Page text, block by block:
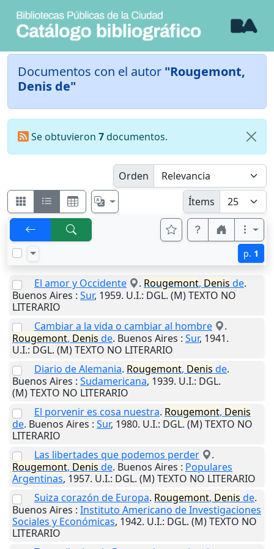
Documentos con el autor "Rougemont,
Denis de"
Se obtuvieron 7documentos.
Orden
Ítems
p. 1
El amor y Occidente . Rougemont, Denis de.
Buenos Aires : Sur, 1959. U.I.: DGL. (M) TEXTO NO
LITERARIO
Cambiar a la vida o cambiar al hombre
.
Rougemont, Denis de. Buenos Aires : Sur, 1941.
U.I.: DGL. (M) TEXTO NO LITERARIO
Diario de Alemania. Rougemont, Denis de.
Buenos Aires : Sudamericana, 1939. U.I.: DGL.
(M) TEXTO NO LITERARIO
El porvenir es cosa nuestra. Rougemont, Denis
de. Buenos Aires : Sur, 1980. U.I.: DGL. (M) TEXTO NO
LITERARIO
Las libertades que podemos perder
.
Rougemont, Denis de. Buenos Aires : Populares
Argentinas, 1957. U.I.: DGL. (M) TEXTO NO LITERARIO
Suiza corazón de Europa. Rougemont, Denis de.
Buenos Aires : Instituto Americano de Investigaciones
Sociales y Económicas, 1942. U.I.: DGL. (M) TEXTO NO
LITERARIO